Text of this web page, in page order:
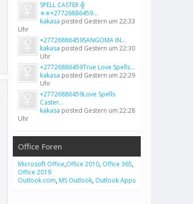
SPELL CASTER ╬
✯✯+27726886459...
kakasa posted Gestern um 22:33
Uhr
+27726886459SANGOMA IN...
kakasa posted Gestern um 22:30
Uhr
+27726886459True Love Spells...
kakasa posted Gestern um 22:29
Uhr
+27726886459Love Spells
Caster...
kakasa posted Gestern um 22:28
Uhr
Office Foren
Microsoft Office,Office 2010, Office 365,
Office 2019
Outlook.com, MS Outlook, Outlook Apps